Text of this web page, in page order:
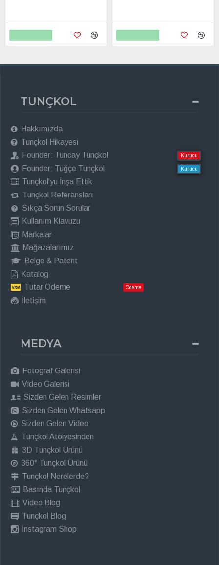
TUNÇKOL
Hakkımızda
Tunçkol Hikayesi
Founder: Tuncay Tunçkol
Kurucu
Founder: Tuğçe Tunçkol Kurucu
Tunçkol'yu İnşa Ettik
Tunçkol Referansları
Sıkça Sorun Sorular
Kullanım Klavuzu
Markalar
Mağazalarımız
Belge & Patent
Katalog
Tutar Ödeme
Ödeme
İletişim
MEDYA
Fotograf Galerisi
Video Galerisi
Sizden Gelen Resimler
Sizden Gelen Whatsapp
Sizden Gelen Video
Tunçkol Atölyesinden
3D Tunçkol Ürünü
360° Tunçkol Ürünü
Tunçkol Nerelerde?
Basında Tunçkol
Video Blog
Tunçkol Blog
İnstagram Shop